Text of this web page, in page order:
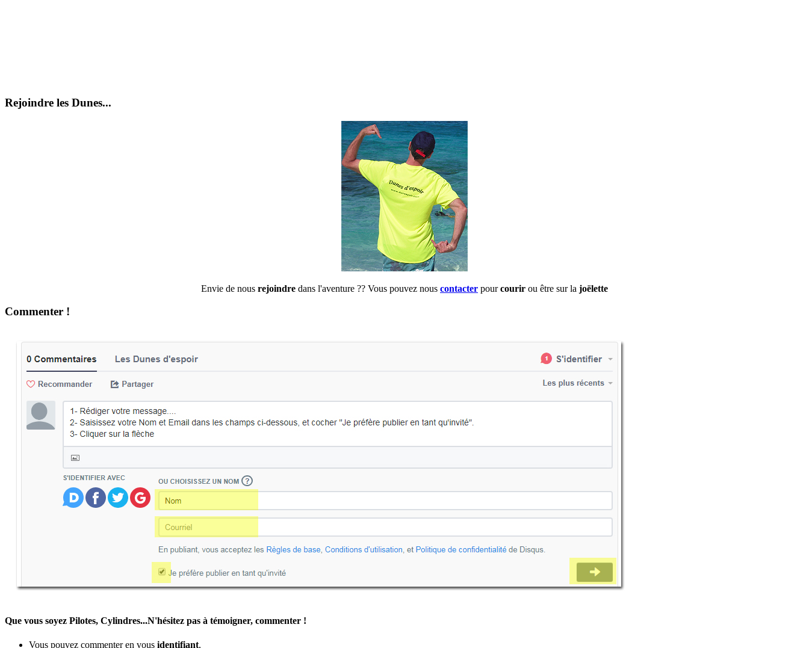
Rejoindre les Dunes...
Envie de nous rejoindre dans l'aventure ?? Vous pouvez nous contacter pourcourir ou être sur la joëlette
Commenter !
Que vous soyez Pilotes, Cylindres...N'hésitez pas à témoigner, commenter !
Vous pouvez commenter en vous identifiant,